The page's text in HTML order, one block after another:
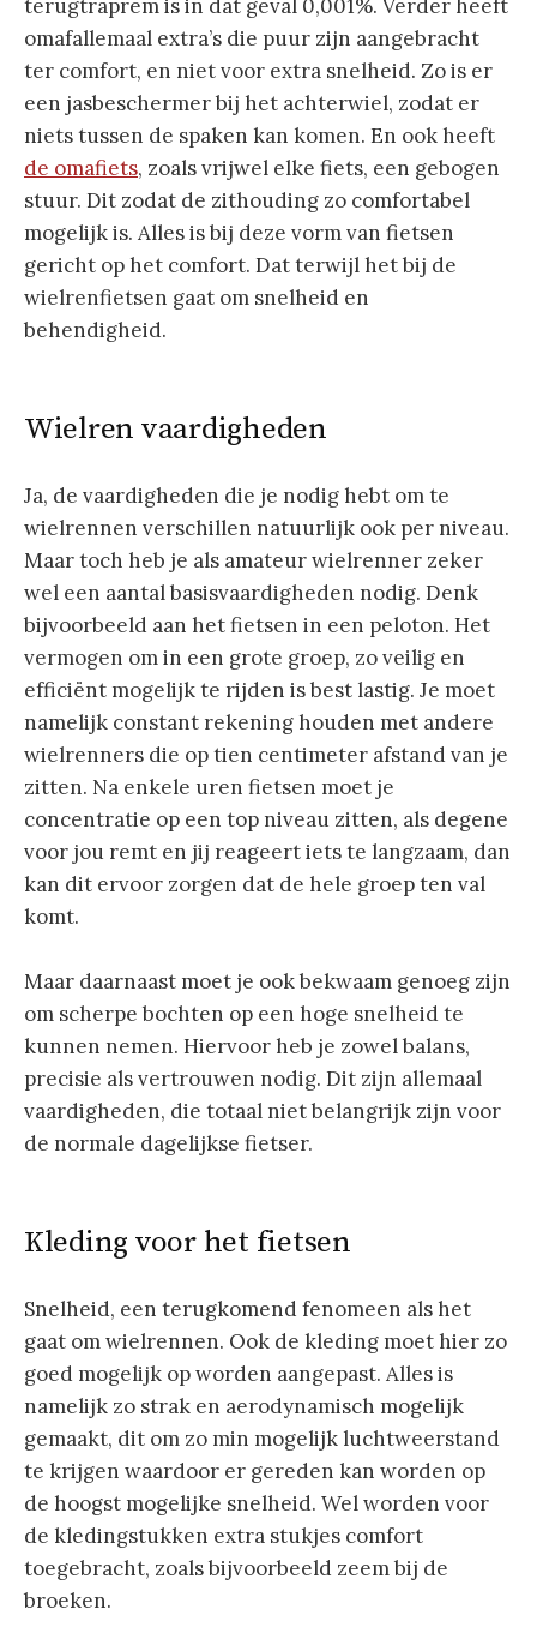
terugtraprem is in dat geval 0,001%. Verder heeft
omafallemaal extra’s die puur zijn aangebracht
ter comfort, en niet voor extra snelheid. Zo is er
een jasbeschermer bij het achterwiel, zodat er
niets tussen de spaken kan komen. En ook heeft
de omafiets, zoals vrijwel elke fiets, een gebogen
stuur. Dit zodat de zithouding zo comfortabel
mogelijk is. Alles is bij deze vorm van fietsen
gericht op het comfort. Dat terwijl het bij de
wielrenfietsen gaat om snelheid en
behendigheid.
Wielren vaardigheden
Ja, de vaardigheden die je nodig hebt om te
wielrennen verschillen natuurlijk ook per niveau.
Maar toch heb je als amateur wielrenner zeker
wel een aantal basisvaardigheden nodig. Denk
bijvoorbeeld aan het fietsen in een peloton. Het
vermogen om in een grote groep, zo veilig en
efficiënt mogelijk te rijden is best lastig. Je moet
namelijk constant rekening houden met andere
wielrenners die op tien centimeter afstand van je
zitten. Na enkele uren fietsen moet je
concentratie op een top niveau zitten, als degene
voor jou remt en jij reageert iets te langzaam, dan
kan dit ervoor zorgen dat de hele groep ten val
komt.
Maar daarnaast moet je ook bekwaam genoeg zijn
om scherpe bochten op een hoge snelheid te
kunnen nemen. Hiervoor heb je zowel balans,
precisie als vertrouwen nodig. Dit zijn allemaal
vaardigheden, die totaal niet belangrijk zijn voor
de normale dagelijkse fietser.
Kleding voor het fietsen
Snelheid, een terugkomend fenomeen als het
gaat om wielrennen. Ook de kleding moet hier zo
goed mogelijk op worden aangepast. Alles is
namelijk zo strak en aerodynamisch mogelijk
gemaakt, dit om zo min mogelijk luchtweerstand
te krijgen waardoor er gereden kan worden op
de hoogst mogelijke snelheid. Wel worden voor
de kledingstukken extra stukjes comfort
toegebracht, zoals bijvoorbeeld zeem bij de
broeken.